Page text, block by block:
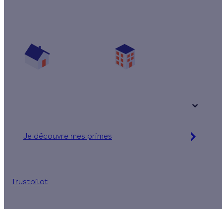
Je découvre mes primes
Trustpilot